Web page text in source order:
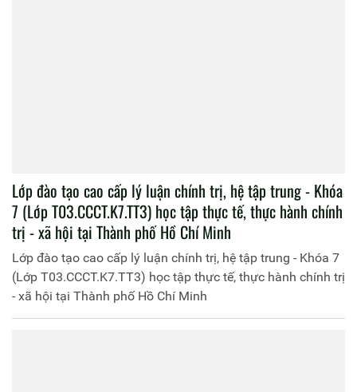
Lớp đào tạo cao cấp lý luận chính trị, hệ tập trung - Khóa
7 (Lớp T03.CCCT.K7.TT3) học tập thực tế, thực hành chính
trị - xã hội tại Thành phố Hồ Chí Minh
Lớp đào tạo cao cấp lý luận chính trị, hệ tập trung - Khóa 7
(Lớp T03.CCCT.K7.TT3) học tập thực tế, thực hành chính trị
- xã hội tại Thành phố Hồ Chí Minh